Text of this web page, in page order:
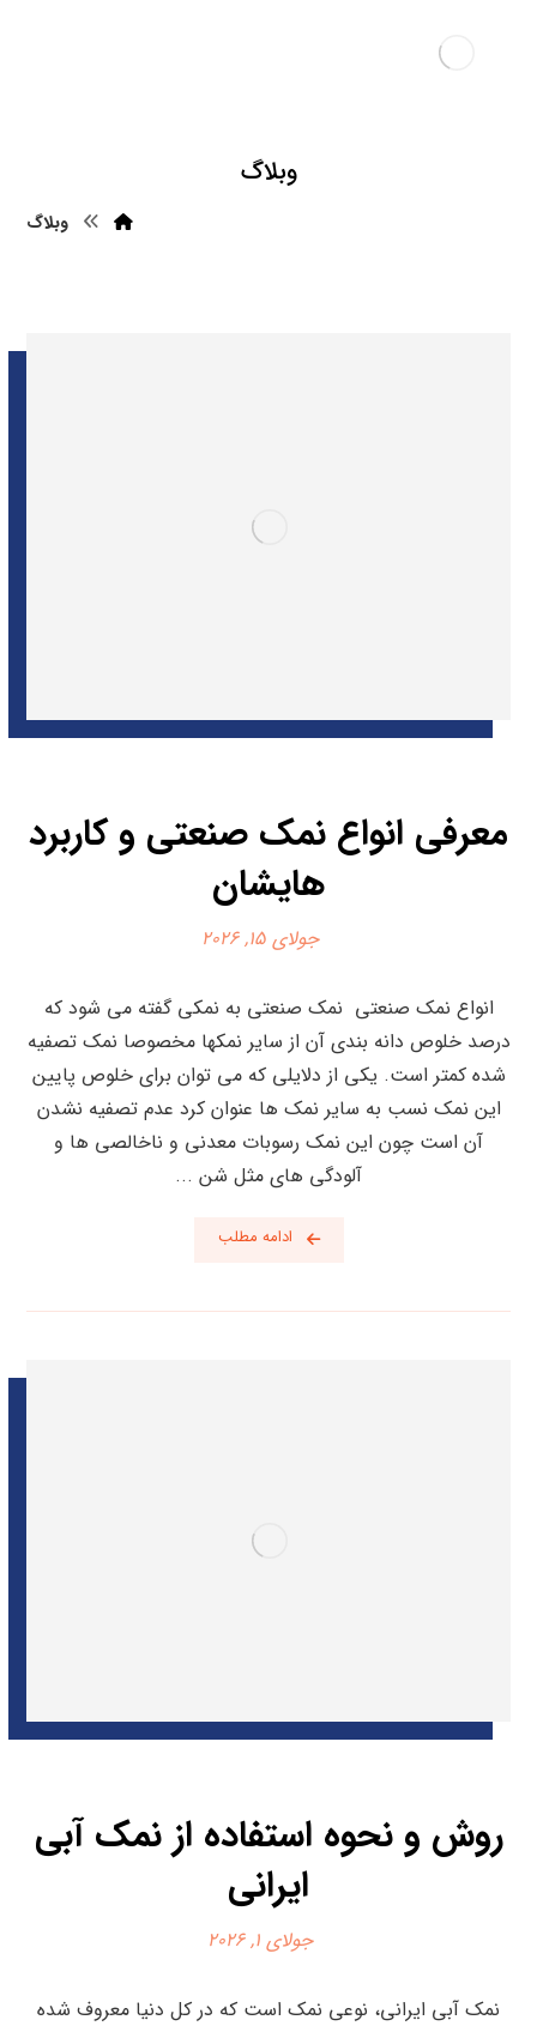
وبلاگ
وبلاگ
معرفی انواع نمک صنعتی و کاربرد
هایشان
جولای 15, 2026
انواع نمک صنعتی نمک صنعتی به نمکی گفته می شود که
درصد خلوص دانه بندی آن از سایر نمکها مخصوصا نمک تصفیه
شده کمتر است. یکی از دلایلی که می توان برای خلوص پایین
این نمک نسب به سایر نمک ها عنوان کرد عدم تصفیه نشدن
آن است چون این نمک رسوبات معدنی و ناخالصی ها و
آلودگی های مثل شن ...
ادامه مطلب
روش و نحوه استفاده از نمک آبی
ایرانی
جولای 1, 2026
نمک آبی ایرانی، نوعی نمک است که در کل دنیا معروف شده